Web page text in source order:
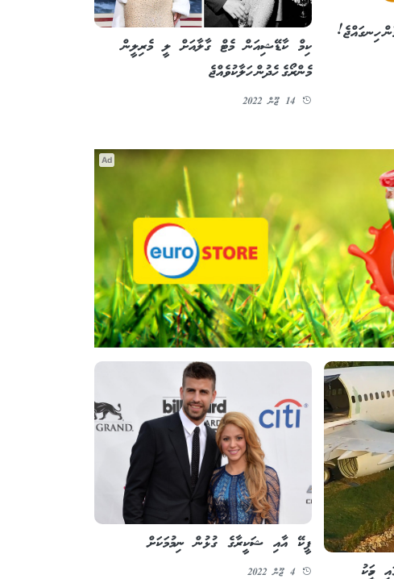
ހިނގައްޖެ!
ކިމް ކާޑޭޝިއަން މެޓް ގާލާއަށް ލީ މެރިލީން
މެންރޯގެ ހެދުން ހަލާކުވެއްޖެ
14 ޖޫން 2022
Ad
މީހަކު
ޕީކޭ އާއި ޝަކީރާގެ ގުޅުން ނިމުމަކަށް
4 ޖޫން 2022